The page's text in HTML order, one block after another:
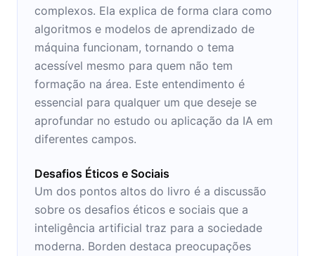
complexos. Ela explica de forma clara como
algoritmos e modelos de aprendizado de
máquina funcionam, tornando o tema
acessível mesmo para quem não tem
formação na área. Este entendimento é
essencial para qualquer um que deseje se
aprofundar no estudo ou aplicação da IA em
diferentes campos.
Desafios Éticos e Sociais
Um dos pontos altos do livro é a discussão
sobre os desafios éticos e sociais que a
inteligência artificial traz para a sociedade
moderna. Borden destaca preocupações